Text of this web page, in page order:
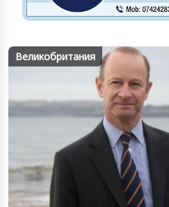
Великобритания